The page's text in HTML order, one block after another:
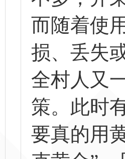
而随着使
损、丢失
全村人又
策。此时
要真的用